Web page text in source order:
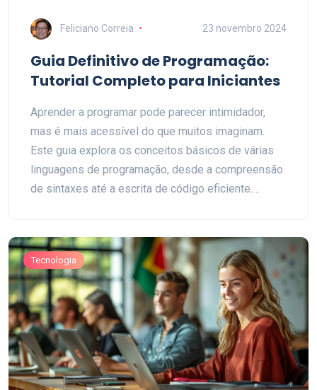
Feliciano Correia 23 novembro 2024
Guia Definitivo de Programação:
Tutorial Completo para Iniciantes
Aprender a programar pode parecer intimidador,
mas é mais acessível do que muitos imaginam.
Este guia explora os conceitos básicos de várias
linguagens de programação, desde a compreensão
de sintaxes até a escrita de código eficiente.
aprimorar suas habilidades. Seja você um iniciante
ou alguém com experiência em programação, este
tutorial oferece recursos valiosos para todos os
níveis. Prepare-se para mergulhar no mundo da
programação de forma agradável e eficaz.
Tecnologia